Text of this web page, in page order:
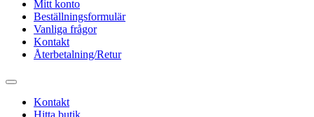
Mitt konto
Beställningsformulär
Vanliga frågor
Kontakt
Återbetalning/Retur
Kontakt
Hitta butik